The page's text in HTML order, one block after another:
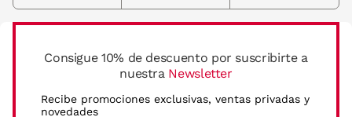
Consigue 10% de descuento por suscribirte a
nuestra Newsletter
Recibe promociones exclusivas, ventas privadas y
novedades